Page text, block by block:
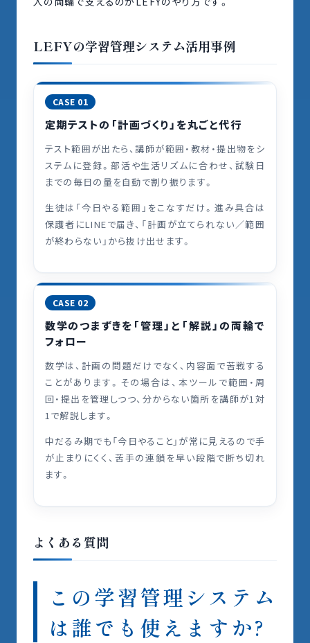
LEFYの学習管理システム活用事例
CASE 01
定期テストの「計画づくり」を丸ごと代行
テスト範囲が出たら、講師が範囲・教材・提出物をシ
ステムに登録。部活や生活リズムに合わせ、試験日
までの毎日の量を自動で割り振ります。
生徒は「今日やる範囲」をこなすだけ。進み具合は
保護者にLINEで届き、「計画が立てられない／範囲
が終わらない」から抜け出せます。
CASE 02
数学のつまずきを「管理」と「解説」の両輪で
フォロー
数学は、計画の問題だけでなく、内容面で苦戦する
ことがあります。その場合は、本ツールで範囲・周
回・提出を管理しつつ、分からない箇所を講師が1対
1で解説します。
中だるみ期でも「今日やること」が常に見えるので手
が止まりにくく、苦手の連鎖を早い段階で断ち切れ
ます。
よくある質問
この学習管理システム
は誰でも使えますか?